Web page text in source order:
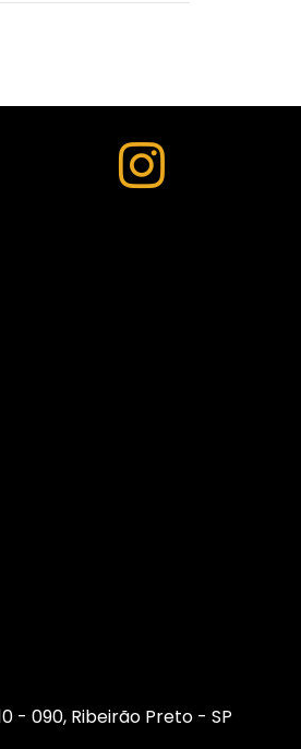
- 090, Ribeirão Preto - SP